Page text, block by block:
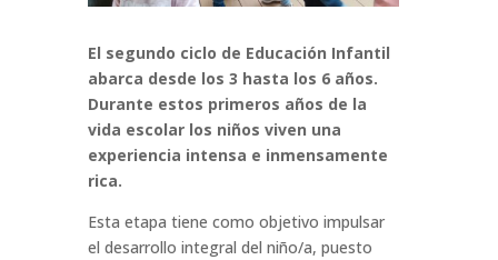
El segundo ciclo de Educación Infantil
abarca desde los 3 hasta los 6 años.
Durante estos primeros años de la
vida escolar los niños viven una
experiencia intensa e inmensamente
rica.
Esta etapa tiene como objetivo impulsar
el desarrollo integral del niño/a, puesto